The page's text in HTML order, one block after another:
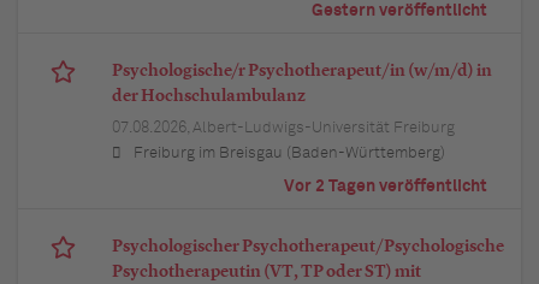
Gestern veröffentlicht
Psychologische/r Psychotherapeut/in (w/m/d) in
der Hochschulambulanz
07.08.2026, Albert-Ludwigs-Universität Freiburg
Freiburg im Breisgau (Baden-Württemberg)
Vor 2 Tagen veröffentlicht
Psychologischer Psychotherapeut/Psychologische
Psychotherapeutin (VT, TP oder ST) mit